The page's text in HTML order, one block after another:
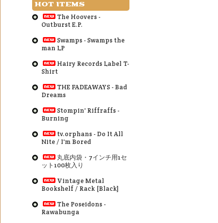
HOT ITEMS
The Hoovers -
Outburst E.P.
Swamps - Swamps the
man LP
Hairy Records Label T-
Shirt
THE FADEAWAYS - Bad
Dreams
Stompin' Riffraffs -
Burning
tv.orphans - Do It All
Nite / I'm Bored
丸底内袋・7インチ用1セ
ット100枚入り
Vintage Metal
Bookshelf / Rack [Black]
The Poseidons -
Rawabunga